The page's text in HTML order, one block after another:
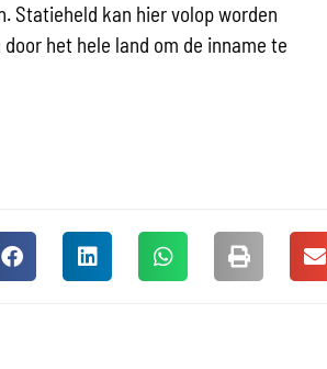
Statieheld kan hier volop worden
het hele land om de inname te